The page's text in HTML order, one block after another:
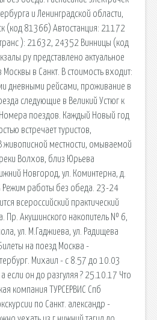
и Ленинградской области,
(код 81366) Автостанция: 21172
): 21632, 24352 Винницы (код
представлено актуальное
Москвы в Санкт. В стоимость входит:
дневными рейсами, проживание в
следующие в Великий Устюг к
поездов. Каждый Новый год
встречает туристов,
живописной местности, омываемой
Волхов, близ Юрьева
Новгород, ул. Коминтерна, д.
работы без обеда. 23-24
всероссийский практический
Пр. Акушинского накопитель № 6,
ул. М.Гаджиева, ул. Радищева
на поезд Москва -
Михаил - c 8.57 до 10.03
если он до разгуляя ? 25.10.17 Что
компания ТУРСЕРВИС Спб
по Санкт. александр -